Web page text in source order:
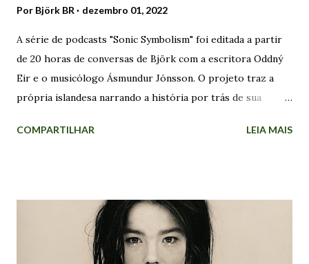
Por Björk BR dezembro 01, 2022
A série de podcasts "Sonic Symbolism" foi editada a partir
de 20 horas de conversas de Björk com a escritora Oddný
Eir e o musicólogo Ásmundur Jónsson. O projeto traz a
própria islandesa narrando a história por trás de sua
terapêutico. A razão pela qual decidi fazer foi que eu estava
pessoa fará!". A cantora explicou que os documentários
feitos sobre artistas mulheres são "realmente injustos, às
vezes", que muitas vezes são "apenas uma lista de seus
COMPARTILHAR LEIA MAIS